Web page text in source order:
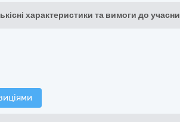
характеристики та вимоги до